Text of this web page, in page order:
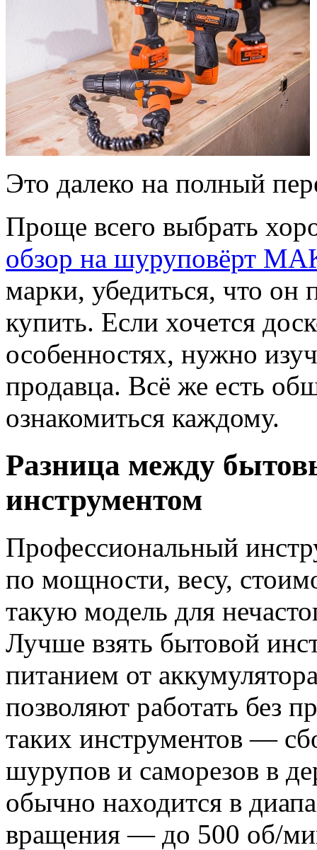
Это далеко на полный
Проще всего выбрать
обзор на шуруповёрт
марки, убедиться, что он
купить. Если хочется
особенностях, нужно
продавца. Всё же есть
ознакомиться каждому.
Разница между
инструментом
Профессиональный
по мощности, весу,
такую модель для
Лучше взять бытовой
питанием от
позволяют работать без
таких инструментов —
шурупов и саморезов в
обычно находится в
вращения — до 500 об/